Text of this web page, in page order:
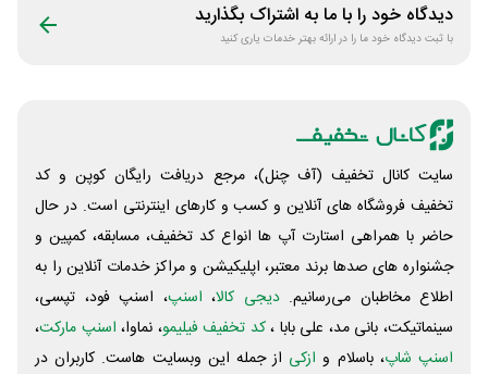
دیدگاه خود را با ما به اشتراک بگذارید
با ثبت دیدگاه خود ما را در ارائه بهتر خدمات یاری کنید
سایت کانال تخفیف (آف چنل)، مرجع دریافت رایگان کوپن و کد
تخفیف فروشگاه های آنلاین و کسب و‌ کارهای اینترنتی است. در حال
حاضر با همراهی استارت آپ ها انواع کد تخفیف، مسابقه، کمپین و
جشنواره های صدها برند معتبر، اپلیکیشن و مراکز خدمات آنلاین را به
اطلاع مخاطبان می‌رسانیم. دیجی کالا، اسنپ، اسنپ فود، تپسی،
سینماتیکت، بانی مد، علی‌ بابا ،کد تخفیف فیلیمو، نماوا، اسنپ مارکت،
اسنپ شاپ، باسلام و ازکی از جمله این وبسایت ‌هاست. کاربران در